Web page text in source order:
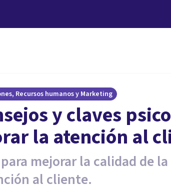
Recursos humanos y Marketing
y claves
la atención al
mejorar la calidad de
al cliente.